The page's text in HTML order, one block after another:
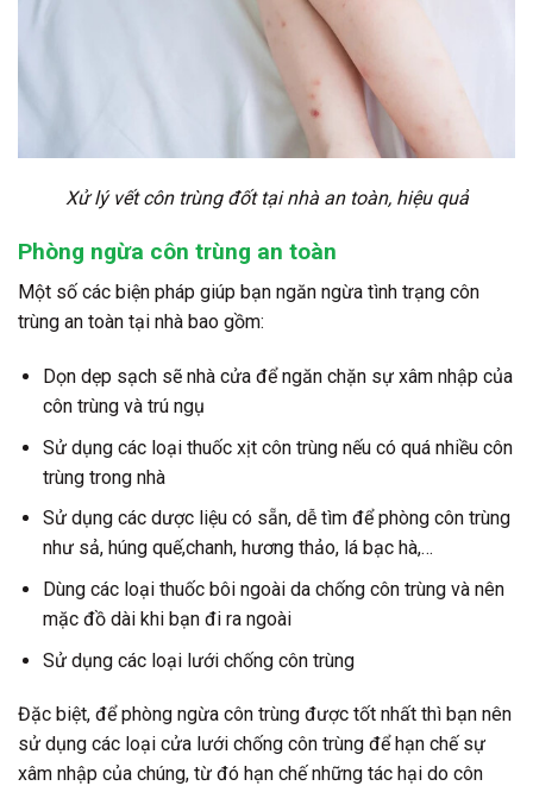
Xử lý vết côn trùng đốt tại nhà an toàn, hiệu quả
Phòng ngừa côn trùng an toàn
Một số các biện pháp giúp bạn ngăn ngừa tình trạng côn
trùng an toàn tại nhà bao gồm:
Dọn dẹp sạch sẽ nhà cửa để ngăn chặn sự xâm nhập của
côn trùng và trú ngụ
Sử dụng các loại thuốc xịt côn trùng nếu có quá nhiều côn
trùng trong nhà
Sử dụng các dược liệu có sẵn, dễ tìm để phòng côn trùng
như sả, húng quế,chanh, hương thảo, lá bạc hà,…
Dùng các loại thuốc bôi ngoài da chống côn trùng và nên
mặc đồ dài khi bạn đi ra ngoài
Sử dụng các loại lưới chống côn trùng
Đặc biệt, để phòng ngừa côn trùng được tốt nhất thì bạn nên
sử dụng các loại cửa lưới chống côn trùng để hạn chế sự
xâm nhập của chúng, từ đó hạn chế những tác hại do côn